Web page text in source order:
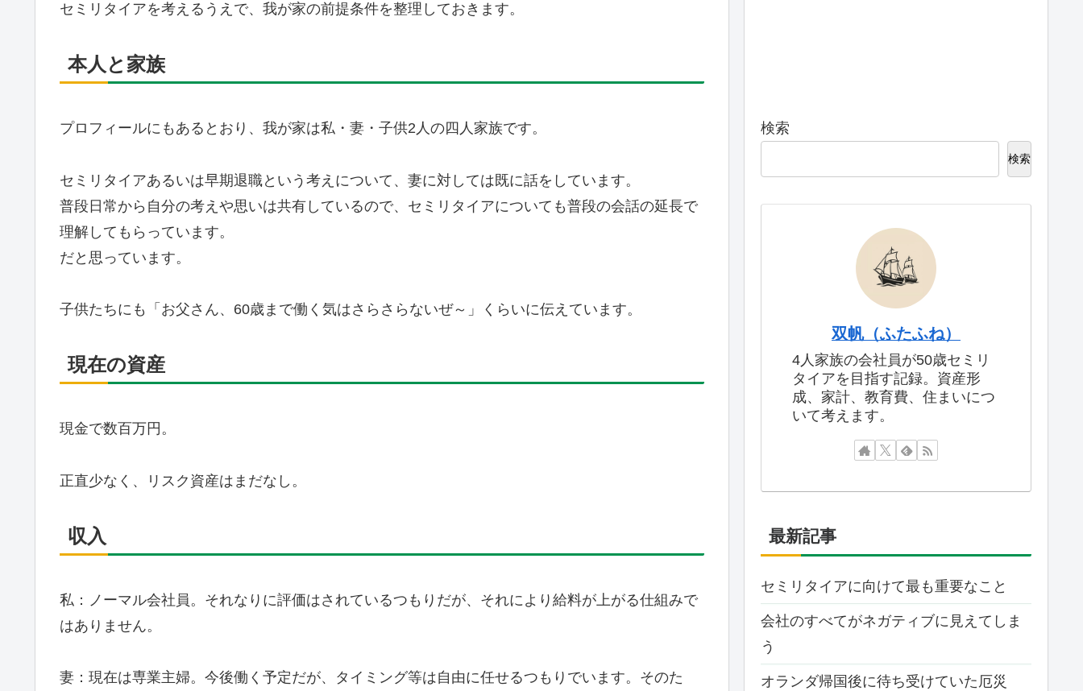
セミリタイアを考えるうえで、我が家の前提条件を整理しておきます。
本人と家族
プロフィールにもあるとおり、我が家は私・妻・子供2人の四人家族です。
セミリタイアあるいは早期退職という考えについて、妻に対しては既に話をしています。
普段日常から自分の考えや思いは共有しているので、セミリタイアについても普段の会話の延長で
理解してもらっています。
だと思っています。
子供たちにも「お父さん、60歳まで働く気はさらさらないぜ～」くらいに伝えています。
現在の資産
現金で数百万円。
正直少なく、リスク資産はまだなし。
収入
私：ノーマル会社員。それなりに評価はされているつもりだが、それにより給料が上がる仕組みで
はありません。
妻：現在は専業主婦。今後働く予定だが、タイミング等は自由に任せるつもりでいます。そのた
検索
検索
双帆（ふたふね）
4人家族の会社員が50歳セミリ
タイアを目指す記録。資産形
成、家計、教育費、住まいにつ
いて考えます。
最新記事
セミリタイアに向けて最も重要なこと
会社のすべてがネガティブに見えてしま
う
オランダ帰国後に待ち受けていた厄災